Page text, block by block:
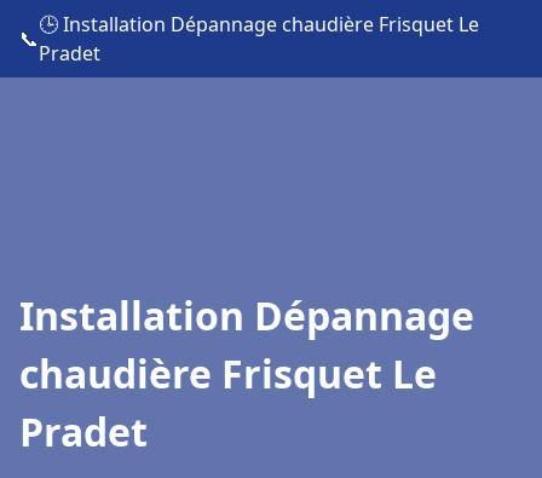
📞
🕒 Installation Dépannage chaudière Frisquet Le
Pradet
Installation Dépannage
chaudière Frisquet Le
Pradet